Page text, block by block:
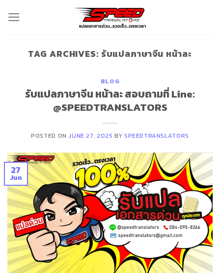
TAG ARCHIVES: รับแปลภาษาจีน หน้าละ
BLOG
รับแปลภาษาจีน หน้าละ สอบถามที่ Line:
@SPEEDTRANSLATORS
POSTED ONJUNE 27, 2025 BY SPEEDTRANSLATORS
27
Jun